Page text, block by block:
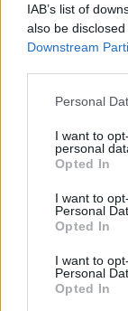
IAB’s list of
also be
Downstream
Personal
I want to
personal
Opted In
I want to
Personal
Opted In
I want to
Personal
Opted In
KEDVES
Az előfizetés
kötéslistái